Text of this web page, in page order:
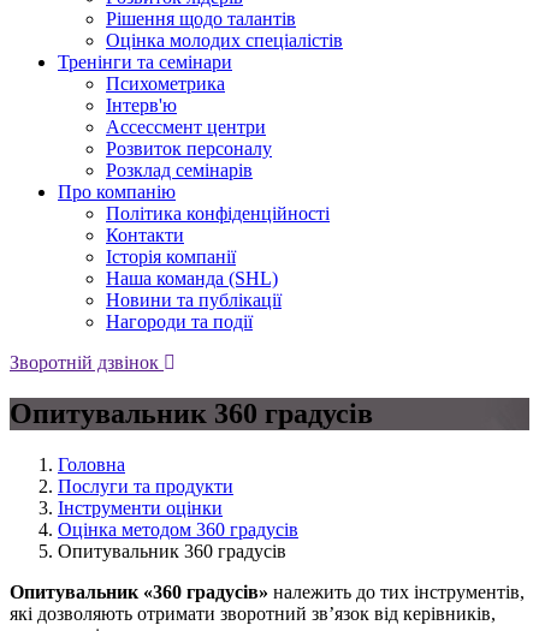
Рішення щодо талантів
Оцінка молодих спеціалістів
Тренінги та семінари
Психометрика
Iнтерв'ю
Ассессмент центри
Розвиток персоналу
Розклад семінарів
Про компанію
Політика конфіденційності
Контакти
Історія компанії
Наша команда (SHL)
Новини та публікації
Нагороди та події
Зворотній дзвінок
Опитувальник 360 градусів
Головна
Послуги та продукти
Інструменти оцінки
Оцінка методом 360 градусів
Опитувальник 360 градусів
Опитувальник «360 градусів» належить до тих інструментів,
які дозволяють отримати зворотний зв’язок від керівників,